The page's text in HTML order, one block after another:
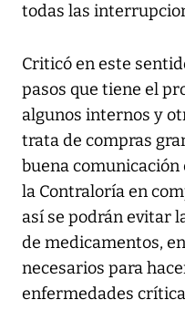
todas las
Criticó en este
pasos que tiene el
algunos internos y
trata de compras
buena comunicación
la Contraloría en
así se podrán evitar
de medicamentos,
necesarios para
enfermedades